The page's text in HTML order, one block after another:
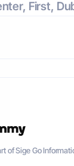
First,
of Sige Go